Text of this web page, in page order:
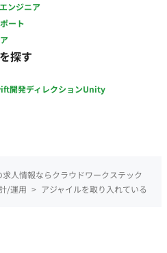
ンジニア
ート
探す
開発ディレクションUnity
人情報ならクラウドワークステック
/運用 > アジャイルを取り入れている